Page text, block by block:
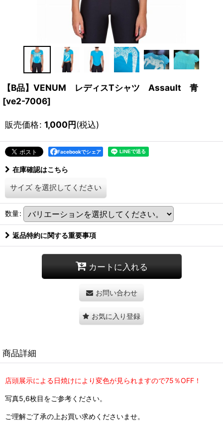
【B品】VENUM レディスTシャツ Assault 青
[ve2-7006]
販売価格: 1,000円(税込)
Facebookでシェア
在庫確認はこちら
サイズ を選択してください
数量:
返品特約に関する重要事項
カートに入れる
お問い合わせ
お気に入り登録
商品詳細
店頭展示による日焼けにより変色が見られますので75％OFF！
写真5,6枚目をご参考ください。
ご理解ご了承の上お買い求めくださいませ。